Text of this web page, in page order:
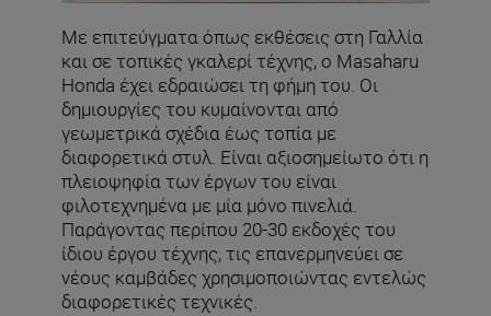
Με επιτεύγματα όπως εκθέσεις στη Γαλλία
και σε τοπικές γκαλερί τέχνης, ο Masaharu
Honda έχει εδραιώσει τη φήμη του. Οι
δημιουργίες του κυμαίνονται από
γεωμετρικά σχέδια έως τοπία με
διαφορετικά στυλ. Είναι αξιοσημείωτο ότι η
πλειοψηφία των έργων του είναι
φιλοτεχνημένα με μία μόνο πινελιά.
Παράγοντας περίπου 20-30 εκδοχές του
ίδιου έργου τέχνης, τις επανερμηνεύει σε
νέους καμβάδες χρησιμοποιώντας εντελώς
διαφορετικές τεχνικές.